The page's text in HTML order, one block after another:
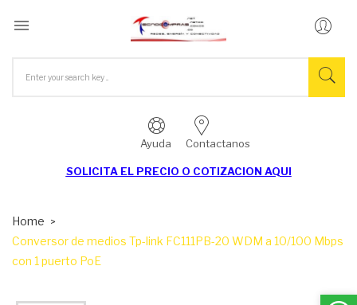

Ayuda Contactanos
SOLICITA EL PRECIO O COTIZACION AQUI
Home
Conversor de medios Tp-link FC111PB-20 WDM a 10/100 Mbps
con 1 puerto PoE